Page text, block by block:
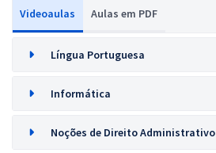
Videoaulas Aulas em PDF
Língua Portuguesa
Informática
Noções de Direito Administrativo